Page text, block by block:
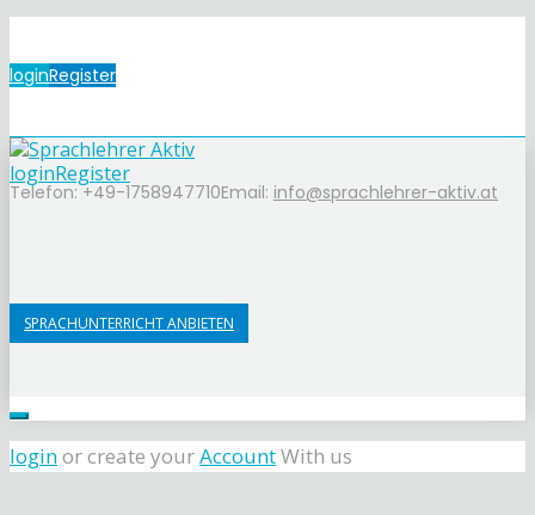
loginRegister
Telefon: +49-1758947710Email: info@sprachlehrer-aktiv.at
loginRegister
SPRACHUNTERRICHT ANBIETEN
loginor create yourAccountWith us